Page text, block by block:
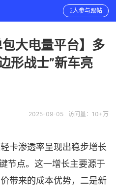
2人参与跟帖
包大电量平台】多
形战士”新车亮
访问量：10+万
2025-09-05
卡渗透率呈现出稳步增长
节点。这一增长主要源于
带来的成本优势，二是新